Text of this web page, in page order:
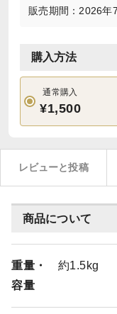
販売期間：2026年
購入方法
通常購入
¥1,500
レビューと投稿
商品について
重量・
容量
約1.5kg